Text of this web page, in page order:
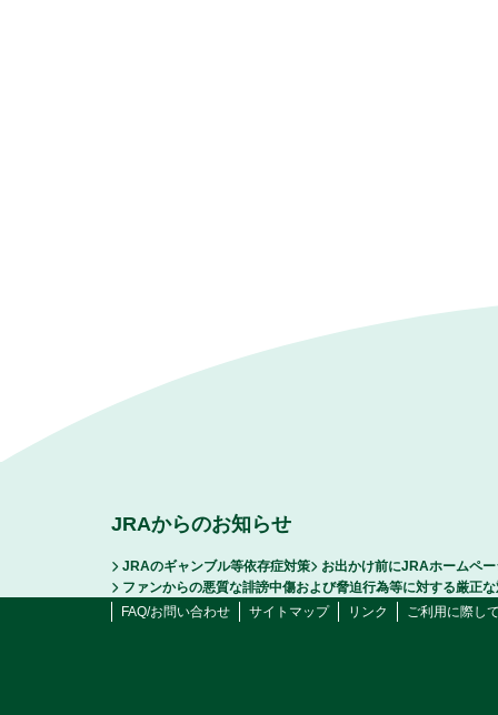
JRAからのお知らせ
JRAのギャンブル等依存症対策
お出かけ前にJRAホームペ
ファンからの悪質な誹謗中傷および脅迫行為等に対する厳正
FAQ/お問い合わせ
サイトマップ リンク ご利用に際し